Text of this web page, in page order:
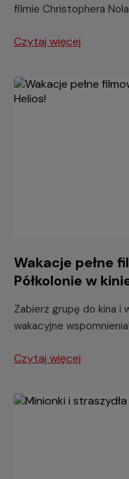
filmie Christophera
Czytaj więcej
Wakacje pełne
Półkolonie w
Zabierz grupę do kina i
wakacyjne
Czytaj więcej